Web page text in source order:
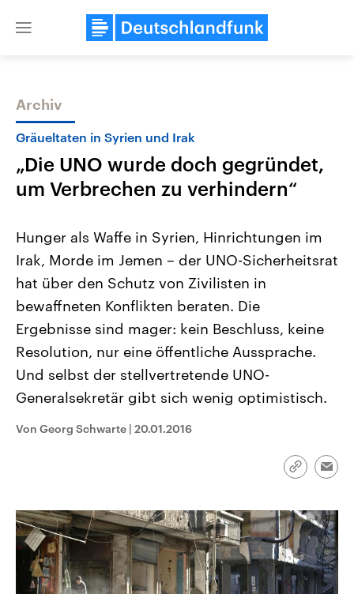
Close
Themen
Landtagswahl Sachsen-Anhalt
2026
Alle Informationen
Sachsen-Anhalt wählt am 6.
September 2026 einen neuen
Landtag. Seit 2021 wird das
Bundesland von einer Koalition aus
Umfragen, Prognosen,
Wahlprogramme, aktuelle Berichte
und Hintergründe zu den Parteien
Wahl.
USA
Aktuelle Beiträge,
Hintergründe
Wirtschaftlich und
gehören die Vereinigten
den mächtigsten Ländern
mit großem Einfluss auf
aktuelle Weltgeschehen.
Sendungen Programm Podcasts
Archiv
Gräueltaten in Syrien und Irak
„Die UNO wurde doch gegründet,
um Verbrechen zu verhindern“
Hunger als Waffe in Syrien, Hinrichtungen im
Irak, Morde im Jemen – der UNO-Sicherheitsrat
hat über den Schutz von Zivilisten in
bewaffneten Konflikten beraten. Die
Ergebnisse sind mager: kein Beschluss, keine
Resolution, nur eine öffentliche Aussprache.
Und selbst der stellvertretende UNO-
Generalsekretär gibt sich wenig optimistisch.
Von Georg Schwarte | 20.01.2016
Link